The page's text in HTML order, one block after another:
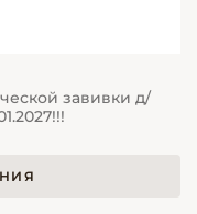
завивки д/